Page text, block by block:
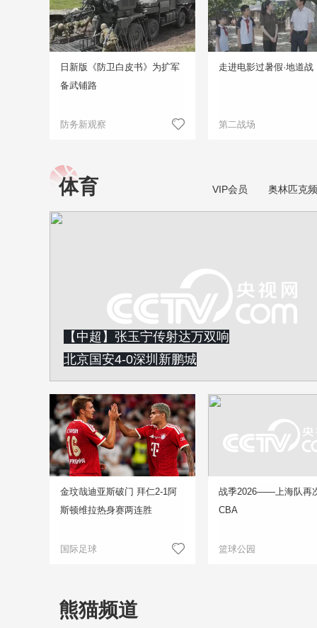
日新版《防卫白皮书》为扩军
备武铺路
防务新观察
走进电影过暑假·地道战
第二战场
体育 VIP会员 奥林匹克
【中超】张玉宁传射达万双响
北京国安4-0深圳新鹏城
金玟哉迪亚斯破门 拜仁2-1阿
斯顿维拉热身赛两连胜
国际足球
战季2026——上海队再
CBA
篮球公园
熊猫频道